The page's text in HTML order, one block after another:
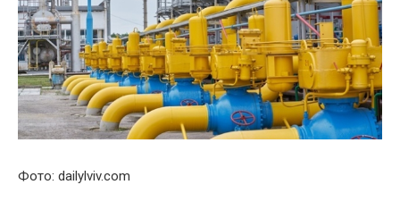
Фото: dailylviv.com